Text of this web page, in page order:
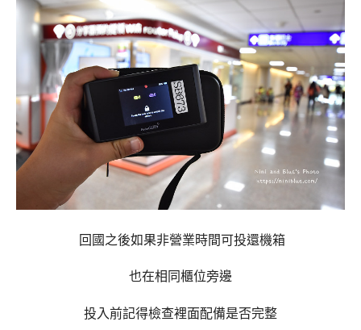
回國之後如果非營業時間可投還機箱
也在相同櫃位旁邊
投入前記得檢查裡面配備是否完整